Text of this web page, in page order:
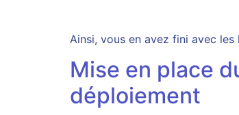
Ainsi, vous en avez fini avec
Mise en place
déploiement